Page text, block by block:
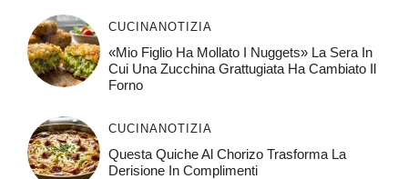
CUCINANOTIZIA
«Mio Figlio Ha Mollato I Nuggets» La Sera In
Cui Una Zucchina Grattugiata Ha Cambiato Il
Forno
CUCINANOTIZIA
Questa Quiche Al Chorizo ​​trasforma La
Derisione In Complimenti